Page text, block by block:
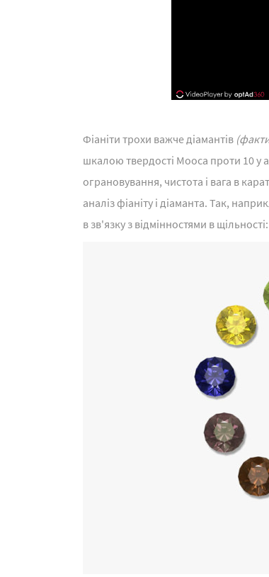
Фіаніти трохи важче діамантів
шкалою твердості Мооса проти 10 у
ограновування, чистота і вага в
аналіз фіаніту і діаманта. Так,
в зв'язку з відмінностями в